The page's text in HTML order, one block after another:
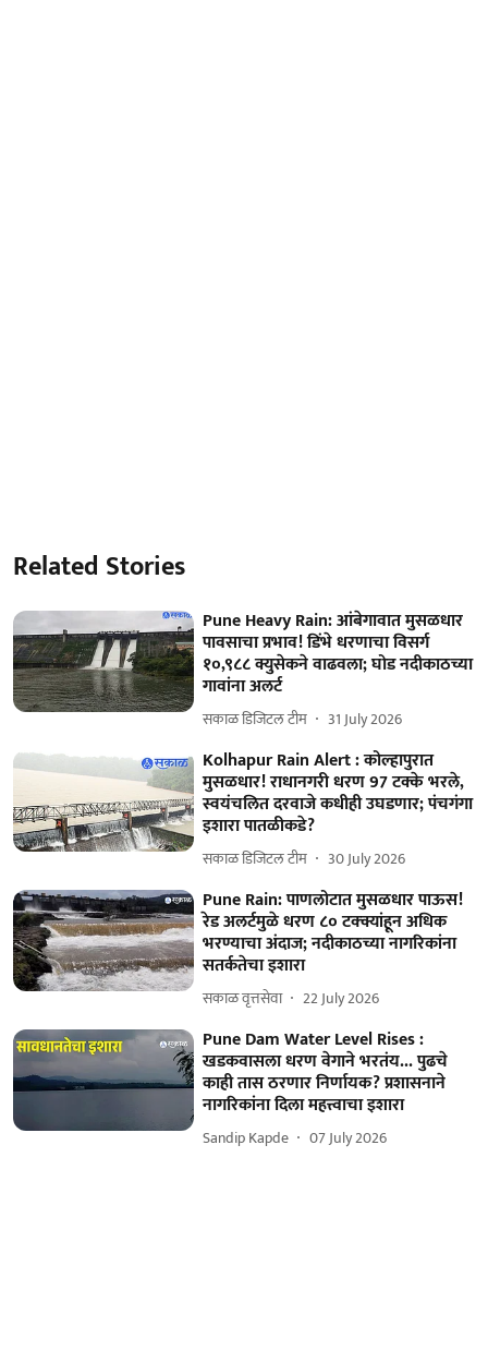
Related Stories
Pune Heavy Rain: आंबेगावात मुसळधार
पावसाचा प्रभाव! डिंभे धरणाचा विसर्ग
१०,९८८ क्युसेकने वाढवला; घोड नदीकाठच्या
गावांना अलर्ट
सकाळ डिजिटल टीम 31 July 2026
Kolhapur Rain Alert : कोल्हापुरात
मुसळधार! राधानगरी धरण 97 टक्के भरले,
स्वयंचलित दरवाजे कधीही उघडणार; पंचगंगा
इशारा पातळीकडे?
सकाळ डिजिटल टीम 30 July 2026
Pune Rain: पाणलोटात मुसळधार पाऊस!
रेड अलर्टमुळे धरण ८० टक्क्यांहून अधिक
भरण्याचा अंदाज; नदीकाठच्या नागरिकांना
सतर्कतेचा इशारा
सकाळ वृत्तसेवा 22 July 2026
Pune Dam Water Level Rises :
खडकवासला धरण वेगाने भरतंय... पुढचे
काही तास ठरणार निर्णायक? प्रशासनाने
नागरिकांना दिला महत्त्वाचा इशारा
Sandip Kapde 07 July 2026